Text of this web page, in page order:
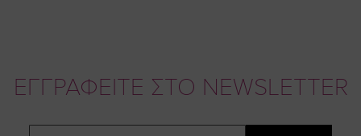
ΕΓΓΡΑΦΕΙΤΕ ΣΤΟ NEWSLETTER